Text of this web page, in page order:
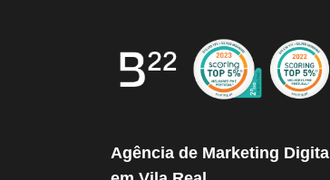
Agência de Marketing Digital